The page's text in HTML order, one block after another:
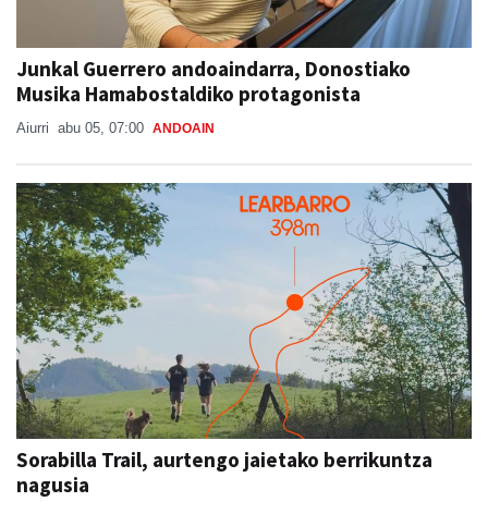
Junkal Guerrero andoaindarra, Donostiako
Musika Hamabostaldiko protagonista
Aiurri abu 05, 07:00 ANDOAIN
Sorabilla Trail, aurtengo jaietako berrikuntza
nagusia